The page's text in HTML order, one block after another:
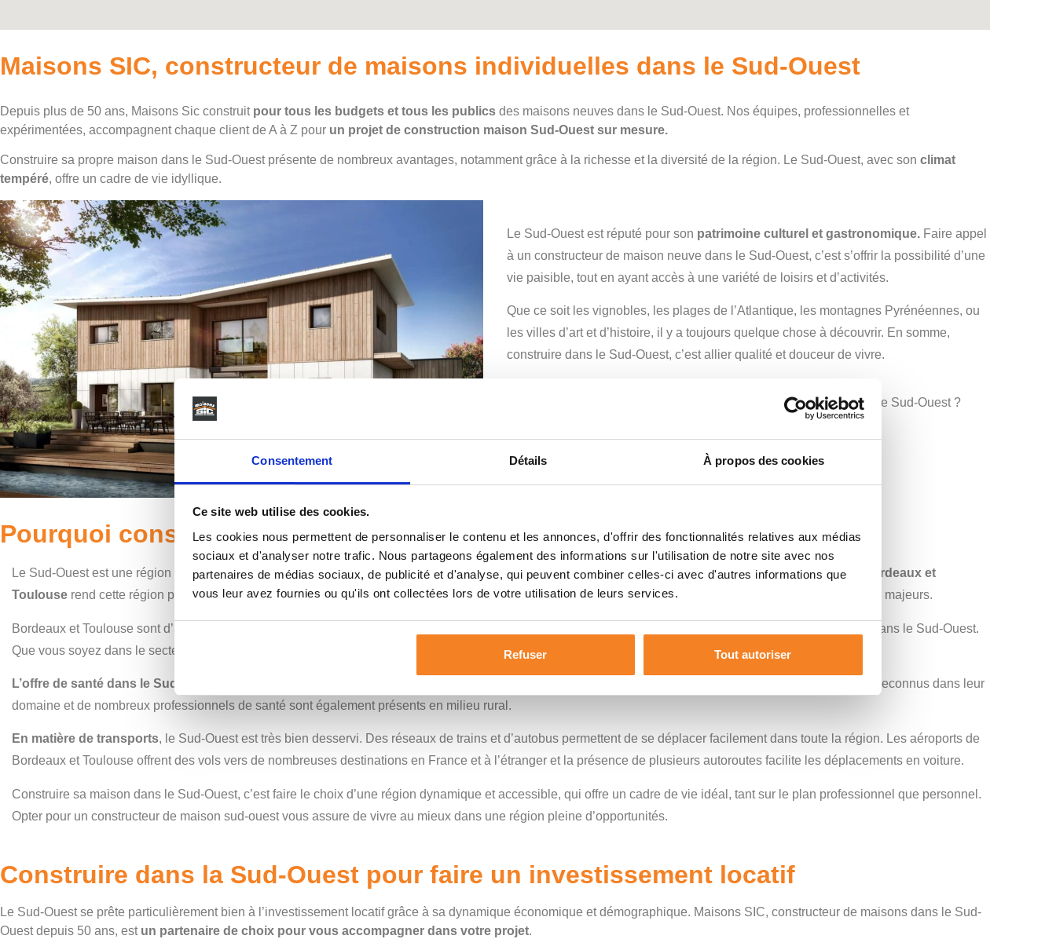
Consentement Détails À propos des cookies
Ce site web utilise des cookies.
Les cookies nous permettent de personnaliser le contenu et les annonces, d'offrir des fonctionnalités relatives aux médias
sociaux et d'analyser notre trafic. Nous partageons également des informations sur l'utilisation de notre site avec nos
partenaires de médias sociaux, de publicité et d'analyse, qui peuvent combiner celles-ci avec d'autres informations que
vous leur avez fournies ou qu'ils ont collectées lors de votre utilisation de leurs services.
Refuser Tout autoriser
Maisons SIC, constructeur de maisons individuelles dans le Sud-Ouest
Depuis plus de 50 ans, Maisons Sic construit pour tous les budgets et tous les publics des maisons neuves dans le Sud-Ouest. Nos équipes, professionnelles et
expérimentées, accompagnent chaque client de A à Z pour un projet de construction maison Sud-Ouest sur mesure.
Construire sa propre maison dans le Sud-Ouest présente de nombreux avantages, notamment grâce à la richesse et la diversité de la région. Le Sud-Ouest, avec son climat
tempéré, offre un cadre de vie idyllique.
Le Sud-Ouest est réputé pour son patrimoine culturel et gastronomique. Faire appel
à un constructeur de maison neuve dans le Sud-Ouest, c’est s’offrir la possibilité d’une
vie paisible, tout en ayant accès à une variété de loisirs et d’activités.
Que ce soit les vignobles, les plages de l’Atlantique, les montagnes Pyrénéennes, ou
les villes d’art et d’histoire, il y a toujours quelque chose à découvrir. En somme,
construire dans le Sud-Ouest, c’est allier qualité et douceur de vivre.
Envie d’en savoir plus sur la construction de votre maison dans le Sud-Ouest ?
Contactez-nous !
Pourquoi construire une maison dans le Sud Ouest ?
Le Sud-Ouest est une région dynamique, offrant une qualité de vie exceptionnelle, mais ce n’est pas tout.La proximité de grandes métropoles comme Bordeaux et
Toulouse rend cette région particulièrement attractive. Ces villes offrent des infrastructures modernes, une vie culturelle riche et sont des pôles économiques majeurs.
Bordeaux et Toulouse sont d’ailleurs des
, ce qui constitue un atout majeur pour ceux qui souhaitent construire leur maison dans le Sud-Ouest.
Que vous soyez dans le secteur du numérique, de l’aéronautique, du vin, ou de la santé, de nombreuses opportunités professionnelles s’offrent à vous.
L’offre de santé dans le Sud-Ouest
est également très complète. Les grandes villes disposent d’hôpitaux et de cliniques renommés, avec des spécialistes reconnus dans leur
domaine et de nombreux professionnels de santé sont également présents en milieu rural.
En matière de transports, le Sud-Ouest est très bien desservi. Des réseaux de trains et d’autobus permettent de se déplacer facilement dans toute la région. Les aéroports de
Bordeaux et Toulouse offrent des vols vers de nombreuses destinations en France et à l’étranger et la présence de plusieurs autoroutes facilite les déplacements en voiture.
Construire sa maison dans le Sud-Ouest, c’est faire le choix d’une région dynamique et accessible, qui offre un cadre de vie idéal, tant sur le plan professionnel que personnel.
Opter pour un constructeur de maison sud-ouest vous assure de vivre au mieux dans une région pleine d’opportunités.
Construire dans la Sud-Ouest pour faire un investissement locatif
Le Sud-Ouest se prête particulièrement bien à l’investissement locatif grâce à sa dynamique économique et démographique. Maisons SIC, constructeur de maisons dans le Sud-
Ouest depuis 50 ans, est un partenaire de choix pour vous accompagner dans votre projet.